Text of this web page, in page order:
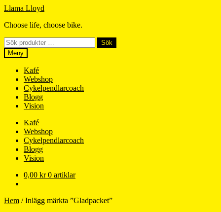
Hoppa
navigering
Hoppa
innehåll
Llama Lloyd
Choose life, choose bike.
Sök
efter:
Sök
Meny
Kafé
Webshop
Cykelpendlarcoach
Blogg
Vision
Kafé
Webshop
Cykelpendlarcoach
Blogg
Vision
0,00 kr 0 artiklar
Hem /Inlägg märkta ”Gladpacket”